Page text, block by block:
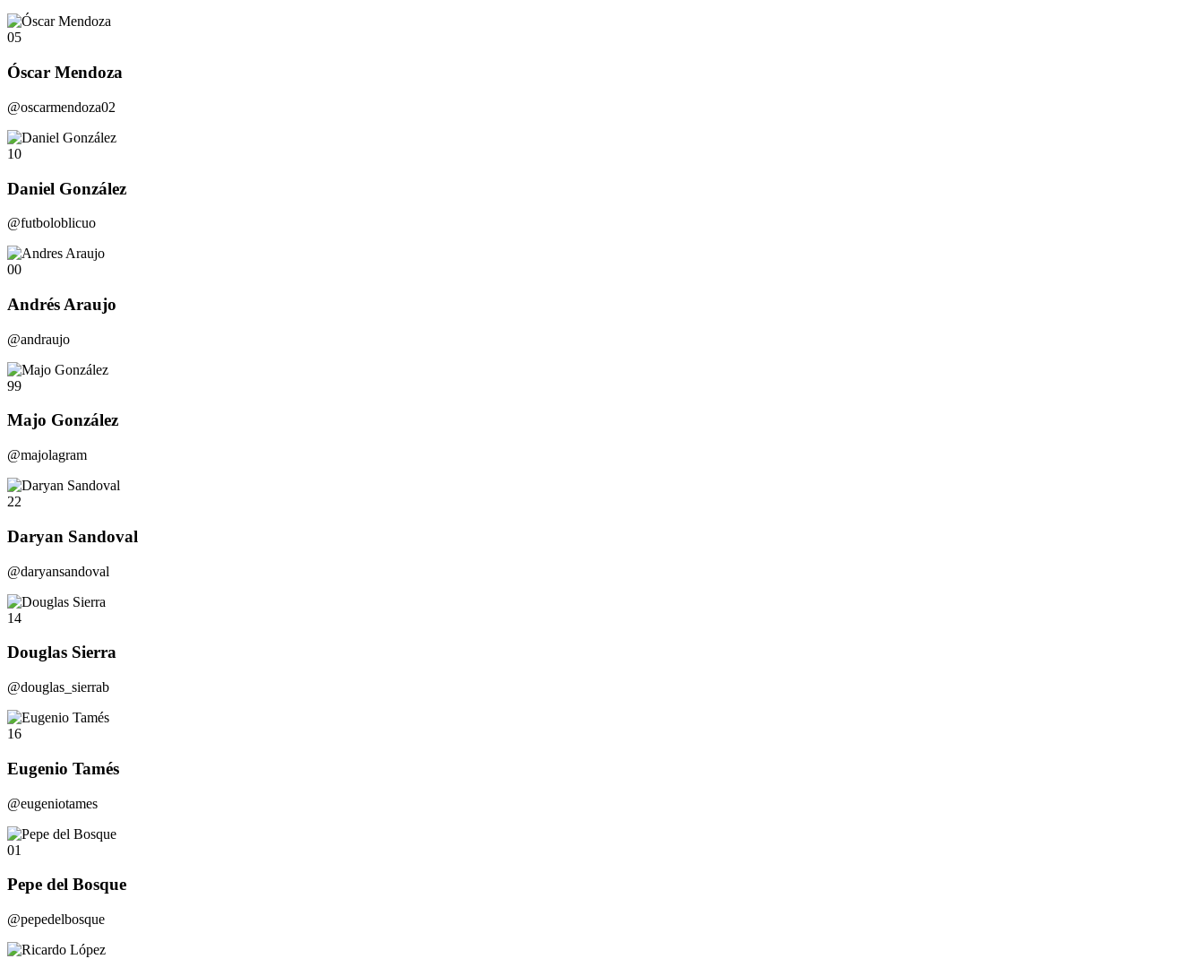
05
Óscar Mendoza
@oscarmendoza02
10
Daniel González
@futboloblicuo
00
Andrés Araujo
@andraujo
99
Majo González
@majolagram
22
Daryan Sandoval
@daryansandoval
14
Douglas Sierra
@douglas_sierrab
16
Eugenio Tamés
@eugeniotames
01
Pepe del Bosque
@pepedelbosque